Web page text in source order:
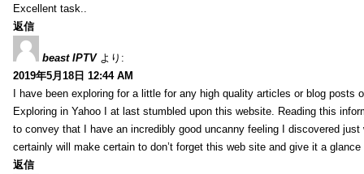
Excellent task..
返信
beast IPTV より:
2019年5月18日 12:44 AM
I have been exploring for a little for any high quality articles or blog posts
Exploring in Yahoo I at last stumbled upon this website. Reading this
to convey that I have an incredibly good uncanny feeling I discovered
certainly will make certain to don’t forget this web site and give it a
返信